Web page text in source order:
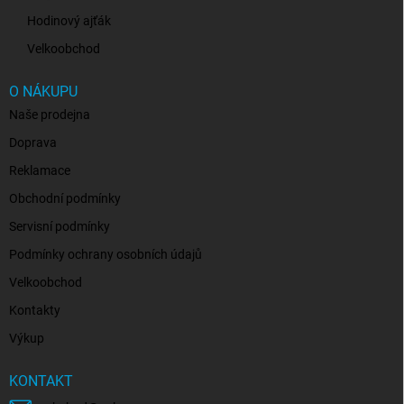
Hodinový ajťák
Velkoobchod
O NÁKUPU
Naše prodejna
Doprava
Reklamace
Obchodní podmínky
Servisní podmínky
Podmínky ochrany osobních údajů
Velkoobchod
Kontakty
Výkup
KONTAKT